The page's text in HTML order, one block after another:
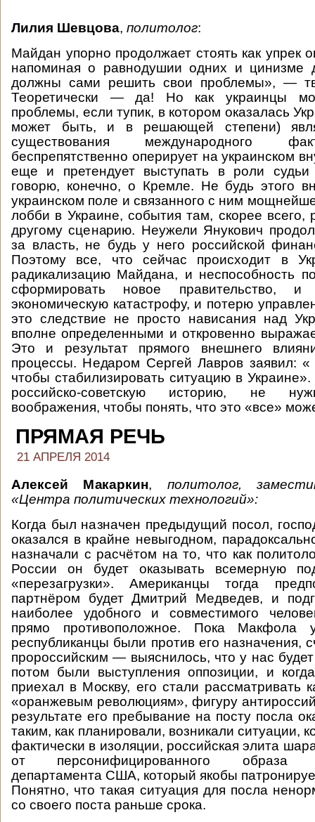
Лилия Шевцова, политолог:
Майдан упорно продолжает стоять как упрек
напоминая о равнодушии одних и цинизме
должны сами решить свои проблемы», —
Теоретически — да! Но как украинцы
проблемы, если тупик, в котором оказалась
может быть, и в решающей степени)
существования международного
беспрепятственно оперирует на украинском
еще и претендует выступать в роли
говорю, конечно, о Кремле. Не будь этого
украинском поле и связанного с ним
лобби в Украине, события там, скорее всего,
другому сценарию. Неужели Янукович
за власть, не будь у него российской
Поэтому все, что сейчас происходит в
радикализацию Майдана, и неспособность
сформировать новое правительство, и
экономическую катастрофу, и потерю
это следствие не просто нависания над
вполне определенными и откровенно
Это и результат прямого внешнего
процессы. Недаром Сергей Лавров заявил:
чтобы стабилизировать ситуацию в Украине».
российско-советскую историю, не
воображения, чтобы понять, что это «все»
ПРЯМАЯ РЕЧЬ
21 АПРЕЛЯ 2014
Алексей Макаркин, политолог,
«Центра политических технологий»:
Когда был назначен предыдущий посол,
оказался в крайне невыгодном,
назначали с расчётом на то, что как
России он будет оказывать всемерную
«перезагрузки». Американцы тогда
партнёром будет Дмитрий Медведев, и
наиболее удобного и совместимого
прямо противоположное. Пока
республиканцы были против его назначения,
пророссийским — выяснилось, что у нас будет
потом были выступления оппозиции, и
приехал в Москву, его стали рассматривать
«оранжевым революциям», фигуру
результате его пребывание на посту посла
таким, как планировали, возникали ситуации,
фактически в изоляции, российская элита
от персонифицированного образа
департамента США, который якобы
Понятно, что такая ситуация для посла
со своего поста раньше срока.